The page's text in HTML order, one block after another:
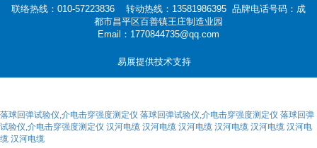
联络热线：010-57223836 转动热线：13581986395 品牌电话号码：成
都市昌平区百善镇王庄制造业园
Email：1770844735@qq.com
易展提供技术支持
落球回弹试验仪,介电击穿强度测定仪 落球回弹试验仪,介电击穿强度测定仪 落球回弹
试验仪,介电击穿强度测定仪 汉河电缆 汉河电缆 汉河电缆 汉河电缆 汉河电缆 汉河电
缆 汉河电缆